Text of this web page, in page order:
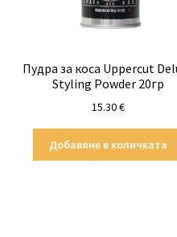
Пудра за коса Uppercut
Styling Powder 20гр
15.30€
Добавяне в количката